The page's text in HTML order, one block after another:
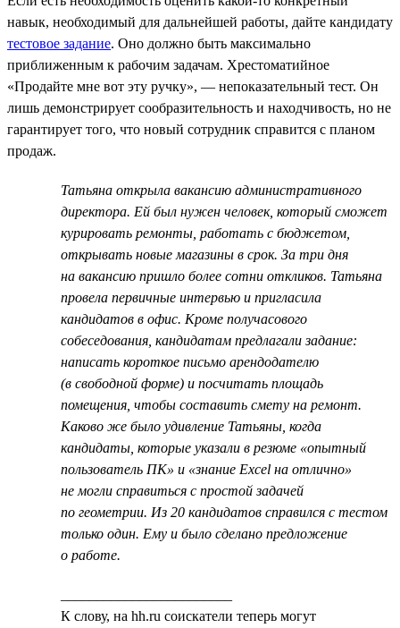
навык, необходимый для дальнейшей работы, дайте кандидату
тестовое задание. Оно должно быть максимально
приближенным к рабочим задачам. Хрестоматийное
«Продайте мне вот эту ручку», — непоказательный тест. Он
лишь демонстрирует сообразительность и находчивость, но не
гарантирует того, что новый сотрудник справится с планом
продаж.
Татьяна открыла вакансию административного
директора. Ей был нужен человек, который сможет
курировать ремонты, работать с бюджетом,
открывать новые магазины в срок. За три дня
на вакансию пришло более сотни откликов. Татьяна
провела первичные интервью и пригласила
кандидатов в офис. Кроме получасового
собеседования, кандидатам предлагали задание:
написать короткое письмо арендодателю
(в свободной форме) и посчитать площадь
помещения, чтобы составить смету на ремонт.
Каково же было удивление Татьяны, когда
кандидаты, которые указали в резюме «опытный
пользователь ПК» и «знание Excel на отлично»
не могли справиться с простой задачей
по геометрии. Из 20 кандидатов справился с тестом
только один. Ему и было сделано предложение
о работе.
К слову, на hh.ru соискатели теперь могут